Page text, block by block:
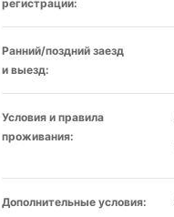
регистрации:
Ранний/поздний заезд
и выезд:
Условия и правила
проживания:
Дополнительные условия: